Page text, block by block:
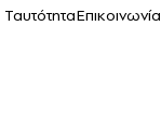
ΤαυτότηταΕπικοινωνία